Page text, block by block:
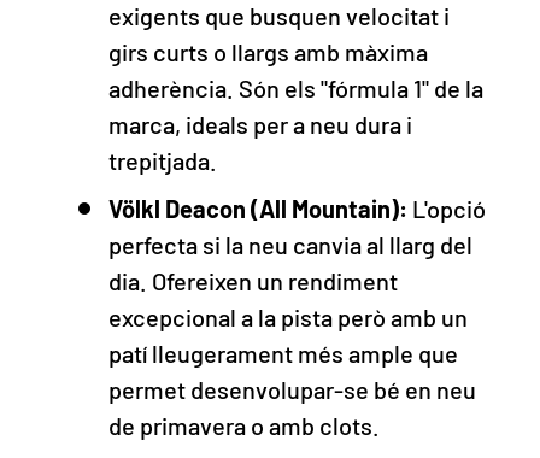
exigents que busquen velocitat i
girs curts o llargs amb màxima
adherència. Són els "fórmula 1" de la
marca, ideals per a neu dura i
trepitjada.
Völkl Deacon (All Mountain): L'opció
perfecta si la neu canvia al llarg del
dia. Ofereixen un rendiment
excepcional a la pista però amb un
patí lleugerament més ample que
permet desenvolupar-se bé en neu
de primavera o amb clots.